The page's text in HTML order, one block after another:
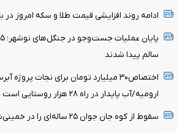
ادامه روند افزایشی قیمت طلا و سکه امروز در
سالم پیدا شدند
ارومیه/آب پایدار در راه ۲۸ هزار روستایی است
سقوط از کوه جان جوان ۲۵ ساله‌ای را در خمینی‌شهر گرفت